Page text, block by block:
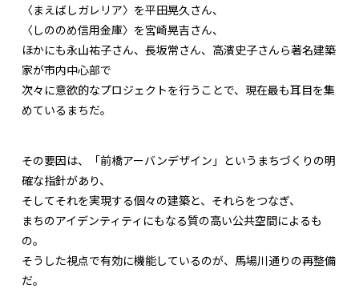
〈まえばしガレリア〉を平田晃久さん、
〈しののめ信用金庫〉を宮崎晃吉さん、
ほかにも永山祐子さん、長坂常さん、高濱史子さんら著名建築
家が市内中心部で
次々に意欲的なプロジェクトを行うことで、現在最も耳目を集
めているまちだ。
その要因は、「前橋アーバンデザイン」というまちづくりの明
確な指針があり、
そしてそれを実現する個々の建築と、それらをつなぎ、
まちのアイデンティティにもなる質の高い公共空間によるも
の。
そうした視点で有効に機能しているのが、馬場川通りの再整備
だ。